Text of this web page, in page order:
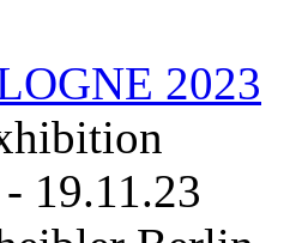
2023
- 19.11.23